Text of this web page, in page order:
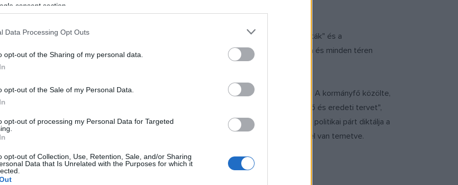
consent section.
Data Processing Opt Outs
opt-out of the Sharing of my personal data.
opt-out of the Sale of my Personal Data.
opt-out of processing my Personal Data for Targeted
opt-out of Collection, Use, Retention, Sale, and/or Sharing
Data that Is Unrelated with the Purposes for which it
ad helyet.
"átköltöztetése", lehetetlenné teszi a hónapok óta tartó elkeseredett vita a "modernisták" és a
elnök (1989-2003) szerint a leendő épület "eredeti és érdekes", addig utóda és minden téren
és úgy véli, hogy az "nélkülözi az alázatot".
és Pavel Bém prágai polgármester támadást indított a könyvtár felépítése ellen a héten. A kormányfő közölte,
a kormány tervei között, a polgármester pedig, aki kezdetben üdvözölte a "meglepő és eredeti tervet",
a környezetbe". Kaplicky viszont elítélte a "totalitárius" szellemet és kijelentette: "egy politikai párt diktálja a
esztendeje". A helyi sajtó számára pedig - vélemény ide, vélemény oda - a terv már el van temetve.